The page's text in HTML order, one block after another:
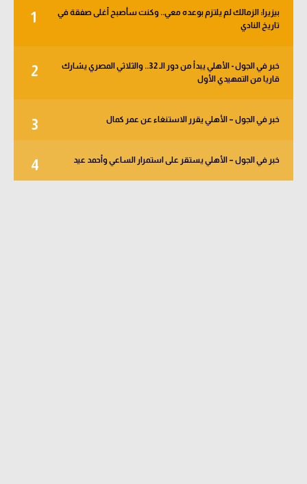
1
بيزيرا: الزمالك لم يلتزم بوعده معي.. وكنت سأصبح أغلى صفقة في
تاريخ النادي
2
خبر في الجول - الأهلي يبدأ من دور الـ 32.. والثلاثي المصري يشارك
قاريا من التمهيدي الأول
3 خبر في الجول – الأهلي يقرر الاستنغاء عن عمر كمال
4 خبر في الجول – الأهلي يستقر على استمرار الساعي وأحمد عيد